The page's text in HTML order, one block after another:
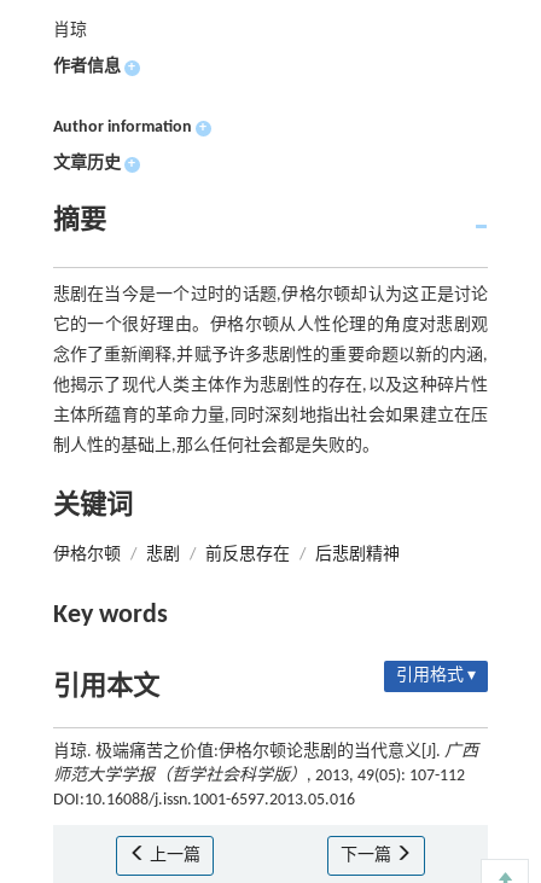
肖琼
作者信息 +
Author information +
文章历史 +
摘要
悲剧在当今是一个过时的话题,伊格尔顿却认为这正是讨论
它的一个很好理由。伊格尔顿从人性伦理的角度对悲剧观
念作了重新阐释,并赋予许多悲剧性的重要命题以新的内涵,
他揭示了现代人类主体作为悲剧性的存在,以及这种碎片性
主体所蕴育的革命力量,同时深刻地指出社会如果建立在压
制人性的基础上,那么任何社会都是失败的。
关键词
伊格尔顿 / 悲剧 / 前反思存在 / 后悲剧精神
Key words
引用本文 引用格式 ▾
肖琼. 极端痛苦之价值:伊格尔顿论悲剧的当代意义[J]. 广西
师范大学学报（哲学社会科学版） , 2013, 49(05): 107-112
DOI:10.16088/j.issn.1001-6597.2013.05.016
上一篇 下一篇